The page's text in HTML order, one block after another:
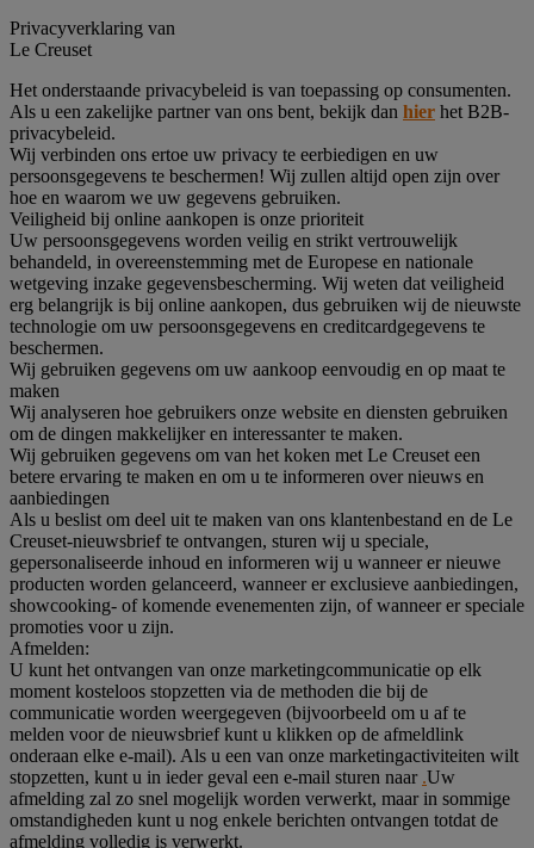
Privacyverklaring van
Le Creuset
Het onderstaande privacybeleid is van toepassing op consumenten.
Als u een zakelijke partner van ons bent, bekijk dan hier het B2B-
privacybeleid.
Wij verbinden ons ertoe uw privacy te eerbiedigen en uw
persoonsgegevens te beschermen! Wij zullen altijd open zijn over
hoe en waarom we uw gegevens gebruiken.
Veiligheid bij online aankopen is onze prioriteit
Uw persoonsgegevens worden veilig en strikt vertrouwelijk
behandeld, in overeenstemming met de Europese en nationale
wetgeving inzake gegevensbescherming. Wij weten dat veiligheid
erg belangrijk is bij online aankopen, dus gebruiken wij de nieuwste
technologie om uw persoonsgegevens en creditcardgegevens te
beschermen.
Wij gebruiken gegevens om uw aankoop eenvoudig en op maat te
maken
Wij analyseren hoe gebruikers onze website en diensten gebruiken
om de dingen makkelijker en interessanter te maken.
Wij gebruiken gegevens om van het koken met Le Creuset een
betere ervaring te maken en om u te informeren over nieuws en
aanbiedingen
Als u beslist om deel uit te maken van ons klantenbestand en de Le
Creuset-nieuwsbrief te ontvangen, sturen wij u speciale,
gepersonaliseerde inhoud en informeren wij u wanneer er nieuwe
producten worden gelanceerd, wanneer er exclusieve aanbiedingen,
showcooking- of komende evenementen zijn, of wanneer er speciale
promoties voor u zijn.
Afmelden:
U kunt het ontvangen van onze marketingcommunicatie op elk
moment kosteloos stopzetten via de methoden die bij de
communicatie worden weergegeven (bijvoorbeeld om u af te
melden voor de nieuwsbrief kunt u klikken op de afmeldlink
onderaan elke e-mail). Als u een van onze marketingactiviteiten wilt
stopzetten, kunt u in ieder geval een e-mail sturen naar .Uw
afmelding zal zo snel mogelijk worden verwerkt, maar in sommige
omstandigheden kunt u nog enkele berichten ontvangen totdat de
afmelding volledig is verwerkt.